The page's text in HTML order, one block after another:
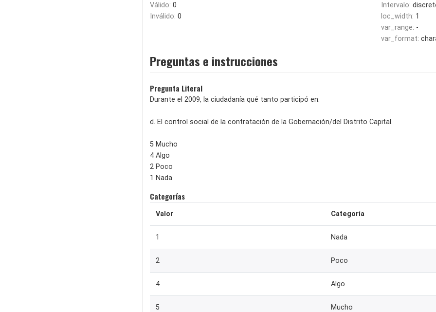
Válido: 0
Inválido: 0
Intervalo:
loc_width: 1
var_range: -
var_format:
Preguntas e instrucciones
Pregunta Literal
Durante el 2009, la ciudadanía qué tanto participó en:
d. El control social de la contratación de la Gobernación/del Distrito Capital.
5 Mucho
4 Algo
2 Poco
1 Nada
Categorías
Valor Categoría
1 Nada
2 Poco
4 Algo
5 Mucho